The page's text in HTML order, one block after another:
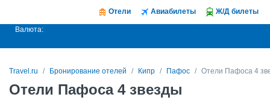
Отели Авиабилеты Ж/Д билеты
Валюта:
Travel.ru Бронирование отелей Кипр Пафос Отели Пафоса 4
Отели Пафоса 4 звезды